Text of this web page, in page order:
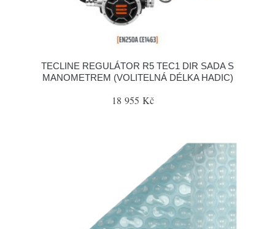
TECLINE REGULÁTOR R5 TEC1 DIR SADA S
MANOMETREM (VOLITELNÁ DÉLKA HADIC)
18 955 Kč